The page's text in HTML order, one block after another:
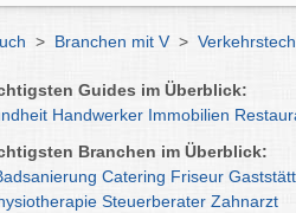
> Branchen mit V >
Guides im Überblick:
Handwerker Immobilien
Branchen im Überblick:
Catering Friseur
Steuerberater Zahnarzt